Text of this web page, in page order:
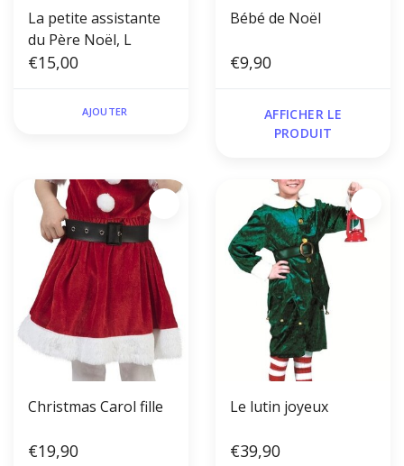
La petite assistante
du Père Noël, L
€15,00
AJOUTER
Bébé de Noël
€9,90
AFFICHER LE
PRODUIT
Christmas Carol fille
€19,90
Le lutin joyeux
€39,90